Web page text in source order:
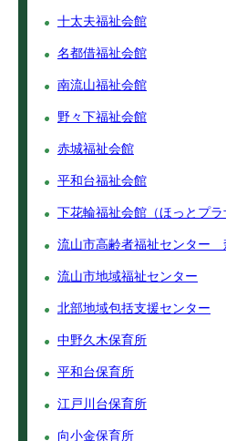
十太夫福祉会館
名都借福祉会館
南流山福祉会館
野々下福祉会館
赤城福祉会館
平和台福祉会館
下花輪福祉会館（ほっとプラ
流山市高齢者福祉センター
流山市地域福祉センター
北部地域包括支援センター
中野久木保育所
平和台保育所
江戸川台保育所
向小金保育所